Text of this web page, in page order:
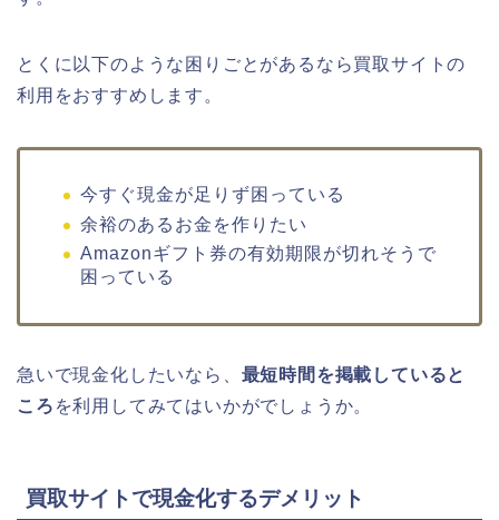
とくに以下のような困りごとがあるなら買取サイトの
利用をおすすめします。
今すぐ現金が足りず困っている
余裕のあるお金を作りたい
Amazonギフト券の有効期限が切れそうで
困っている
急いで現金化したいなら、 最短時間を掲載していると
ころ を利用してみてはいかがでしょうか。
買取サイトで現金化するデメリット